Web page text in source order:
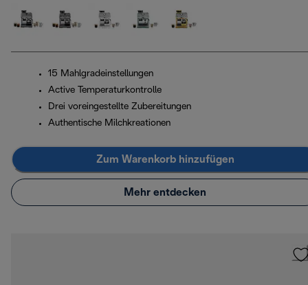
15 Mahlgradeinstellungen
Active Temperaturkontrolle
Drei voreingestellte Zubereitungen
Authentische Milchkreationen
Zum Warenkorb hinzufügen
Mehr entdecken